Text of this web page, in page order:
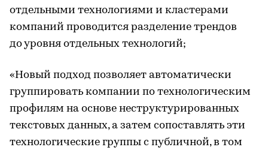
отдельными технологиями и кластерами
компаний проводится разделение трендов
до уровня отдельных технологий;
«Новый подход позволяет автоматически
группировать компании по технологическим
профилям на основе неструктурированных
текстовых данных, а затем сопоставлять эти
технологические группы с публичной, в том